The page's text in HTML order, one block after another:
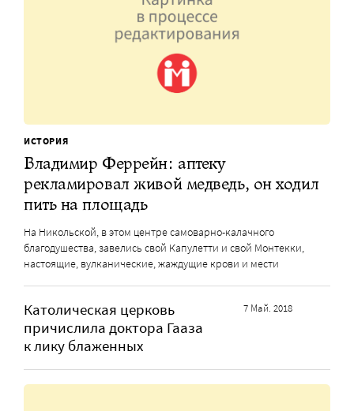
ИСТОРИЯ
Владимир Феррейн: аптеку
рекламировал живой медведь, он ходил
пить на площадь
На Никольской, в этом центре самоварно-калачного
благодушества, завелись свой Капулетти и свой Монтекки,
настоящие, вулканические, жаждущие крови и мести
Католическая церковь
причислила доктора Гааза
к лику блаженных
7 Май. 2018